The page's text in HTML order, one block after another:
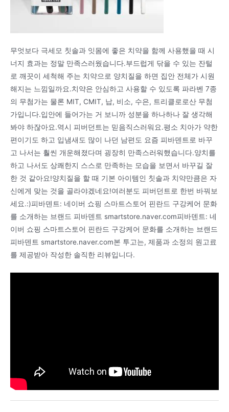
무엇보다 극세모 칫솔과 잇몸에 좋은 치약을 함께 사용했을 때 시
너지 효과는 정말 만족스러웠습니다.부드럽게 닦을 수 있는 잔털
로 깨끗이 세척해 주는 치약으로 양치질을 하면 집안 전체가 시원
해지는 느낌일까요.치약은 안심하고 사용할 수 있도록 파라벤 7종
의 무첨가는 물론 MIT, CMIT, 납, 비소, 수은, 트리클로로산 무첨
가입니다.입안에 들어가는 거 보니까 성분을 하나하나 잘 생각해
봐야 하잖아요.역시 피버던트는 믿음직스러워요.평소 치아가 약한
편이기도 하고 입냄새도 많이 나던 남편도 요즘 피바덴트로 바꾸
고 나서는 훨씬 개운해졌다며 굉장히 만족스러워했습니다.양치를
하고 나서도 상쾌한지 스스로 만족하는 모습을 보면서 바꾸길 잘
한 것 같아요!양치질을 할 때 기본 아이템인 칫솔과 치약만큼은 자
신에게 맞는 것을 골라야겠네요!여러분도 피버던트로 한번 바꿔보
세요.:)피바덴트: 네이버 쇼핑 스마트스토어 핀란드 구강케어 문화
를 소개하는 브랜드 피바덴트 smartstore.naver.com피바덴트: 네
이버 쇼핑 스마트스토어 핀란드 구강케어 문화를 소개하는 브랜드
피바덴트 smartstore.naver.com본 투고는, 제품과 소정의 원고료
를 제공받아 작성한 솔직한 리뷰입니다.